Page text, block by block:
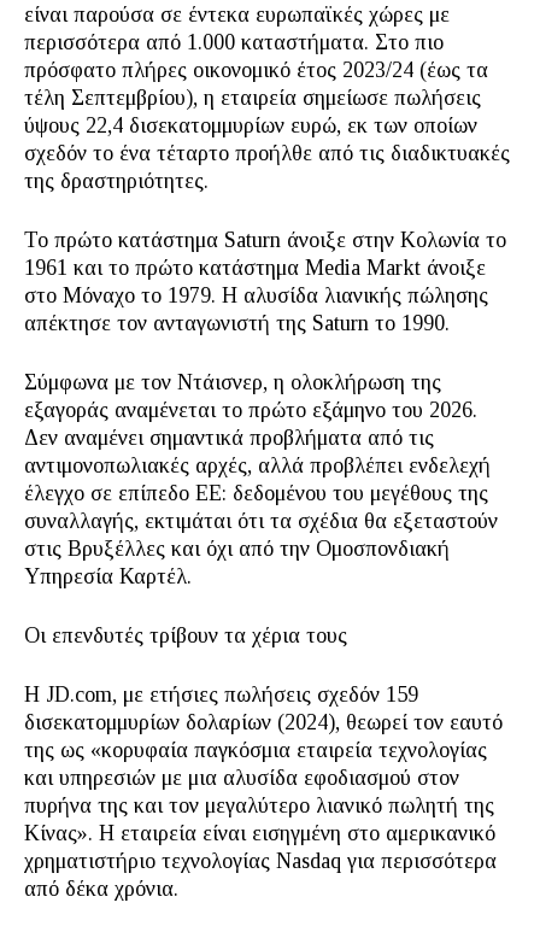
είναι παρούσα σε έντεκα ευρωπαϊκές χώρες με
περισσότερα από 1.000 καταστήματα. Στο πιο
πρόσφατο πλήρες οικονομικό έτος 2023/24 (έως τα
τέλη Σεπτεμβρίου), η εταιρεία σημείωσε πωλήσεις
ύψους 22,4 δισεκατομμυρίων ευρώ, εκ των οποίων
σχεδόν το ένα τέταρτο προήλθε από τις διαδικτυακές
της δραστηριότητες.
Το πρώτο κατάστημα Saturn άνοιξε στην Κολωνία το
1961 και το πρώτο κατάστημα Media Markt άνοιξε
στο Μόναχο το 1979. Η αλυσίδα λιανικής πώλησης
απέκτησε τον ανταγωνιστή της Saturn το 1990.
Σύμφωνα με τον Nτάισνερ, η ολοκλήρωση της
εξαγοράς αναμένεται το πρώτο εξάμηνο του 2026.
Δεν αναμένει σημαντικά προβλήματα από τις
αντιμονοπωλιακές αρχές, αλλά προβλέπει ενδελεχή
έλεγχο σε επίπεδο ΕΕ: δεδομένου του μεγέθους της
συναλλαγής, εκτιμάται ότι τα σχέδια θα εξεταστούν
στις Βρυξέλλες και όχι από την Ομοσπονδιακή
Υπηρεσία Καρτέλ.
Οι επενδυτές τρίβουν τα χέρια τους
Η JD.com, με ετήσιες πωλήσεις σχεδόν 159
δισεκατομμυρίων δολαρίων (2024), θεωρεί τον εαυτό
της ως «κορυφαία παγκόσμια εταιρεία τεχνολογίας
και υπηρεσιών με μια αλυσίδα εφοδιασμού στον
πυρήνα της και τον μεγαλύτερο λιανικό πωλητή της
Κίνας». Η εταιρεία είναι εισηγμένη στο αμερικανικό
χρηματιστήριο τεχνολογίας Nasdaq για περισσότερα
από δέκα χρόνια.